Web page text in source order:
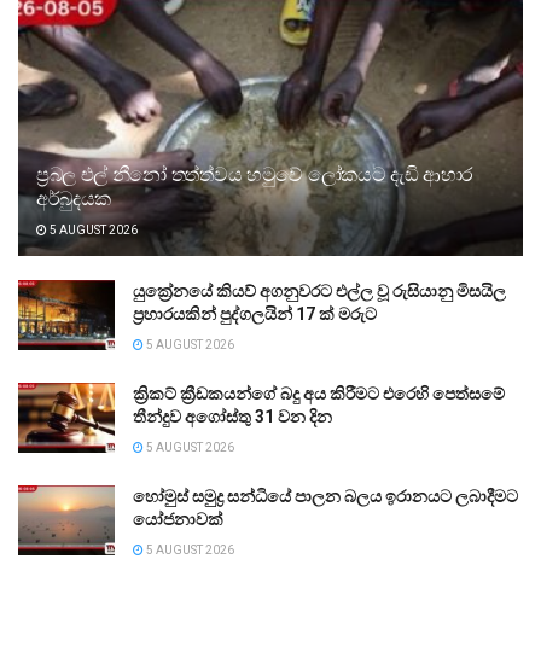
ප්‍රබල එල් නීනෝ තත්ත්වය හමුවේ ලෝකයට දැඩි ආහාර
අර්බුදයක
5 AUGUST 2026
යුක්‍රේනයේ කියව් අගනුවරට එල්ල වූ රුසියානු මිසයිල
ප්‍රහාරයකින් පුද්ගලයින් 17 ක් මරුට
5 AUGUST 2026
ක්‍රිකට් ක්‍රීඩකයන්ගේ බදු අය කිරීමට එරෙහි පෙත්සමේ
තීන්දුව අගෝස්තු 31 වන දින
5 AUGUST 2026
හෝමුස් සමුද්‍ර සන්ධියේ පාලන බලය ඉරානයට ලබාදීමට
යෝජනාවක්
5 AUGUST 2026